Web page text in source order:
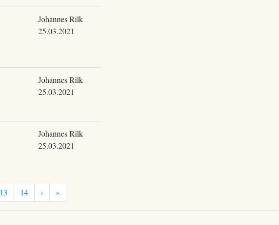
Johannes Rilk
25.03.2021
Johannes Rilk
25.03.2021
Johannes Rilk
25.03.2021
13 14 › »